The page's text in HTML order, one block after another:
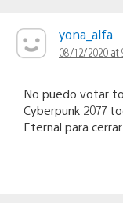
yona_alfa
08/12/2020 at
No puedo votar
Cyberpunk 2077
Eternal para